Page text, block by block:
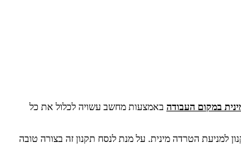
במקום העבודה באמצעות מחשב עשויה לכלול את כל
למניעת הטרדה מינית. על מנת לנסח תקנון זה בצורה טובה